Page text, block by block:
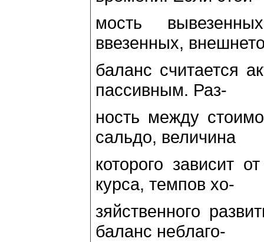
мость
ввезенных,
баланс считается
пассивным. Раз-
ность между
сальдо, величина
которого зависит
курса, темпов хо-
зяйственного
баланс неблаго-